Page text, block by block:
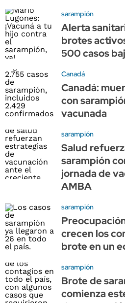
sarampión
Alerta
brotes
500 casos
Canadá
Canadá:
con
vacunada
sarampión
Salud
sarampión
jornada de
AMBA
sarampión
crecen los
brote en un
sarampión
Brote de
comienza